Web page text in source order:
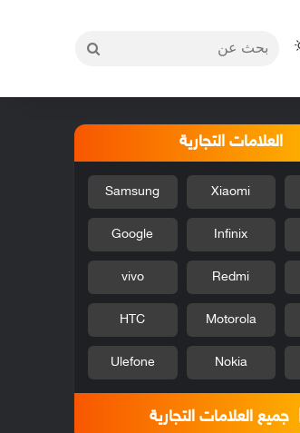
الدخول
الوضع المظلم
العلامات التجارية
Xiaomi
Samsung
Infinix
Google
Redmi
vivo
Motorola
HTC
Nokia
Ulefone
جميع العلامات التجارية